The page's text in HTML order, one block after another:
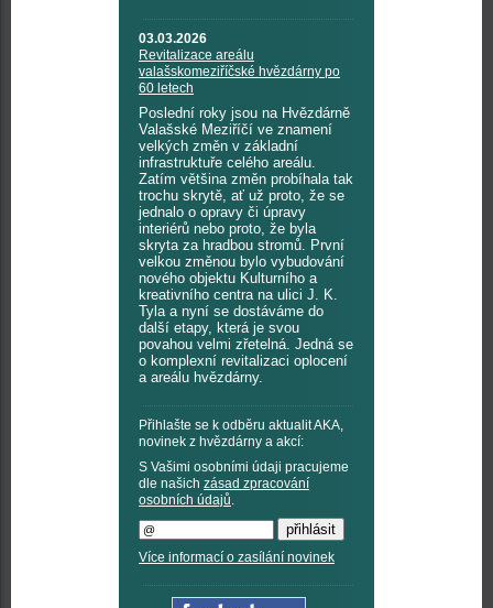
03.03.2026
Revitalizace areálu
valašskomeziříčské hvězdárny po
60 letech
Poslední roky jsou na Hvězdárně
Valašské Meziříčí ve znamení
velkých změn v základní
infrastruktuře celého areálu.
Zatím většina změn probíhala tak
trochu skrytě, ať už proto, že se
jednalo o opravy či úpravy
interiérů nebo proto, že byla
skryta za hradbou stromů. První
velkou změnou bylo vybudování
nového objektu Kulturního a
kreativního centra na ulici J. K.
Tyla a nyní se dostáváme do
další etapy, která je svou
povahou velmi zřetelná. Jedná se
o komplexní revitalizaci oplocení
a areálu hvězdárny.
Přihlašte se k odběru aktualit AKA,
novinek z hvězdárny a akcí:
S Vašimi osobními údaji pracujeme
dle našich zásad zpracování
osobních údajů.
Více informací o zasílání novinek